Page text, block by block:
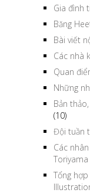
Gia đình
Băng
Bài viết
Các nhà
Quan
Những
Bản
(10)
Đội tuần
Các
Tổng